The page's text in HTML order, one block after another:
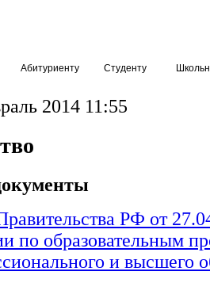
Абитуриенту Студенту
2014 11:55
РФ от
по образовательным
и высшего